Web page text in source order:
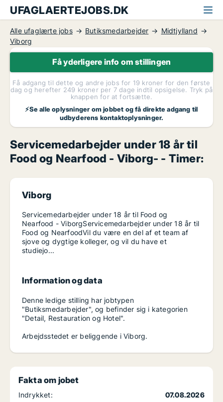
UFAGLAERTEJOBS.DK
Alle ufaglærte jobs Butiksmedarbejder
Midtjylland
Viborg
Få yderligere info om stillingen
Få adgang til dette og andre jobs for 19 kroner for den første
dag og herefter 249 kroner per 7 dage indtil opsigelse. Tryk på
knappen for at fortsætte.
⚡Se alle oplysninger om jobbet og få direkte adgang til
udbyderens kontaktoplysninger.
Servicemedarbejder under 18 år til
Food og Nearfood - Viborg- - Timer:
Viborg
Servicemedarbejder under 18 år til Food og
Nearfood - ViborgServicemedarbejder under 18 år til
Food og NearfoodVil du være en del af et team af
sjove og dygtige kolleger, og vil du have et
studiejo...
Information og data
Denne ledige stilling har jobtypen
"Butiksmedarbejder", og befinder sig i kategorien
"Detail, Restauration og Hotel".
Arbejdsstedet er beliggende i Viborg.
Fakta om jobet
Indrykket:
07.08.2026